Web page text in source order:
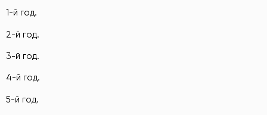
1-й год.
2-й год.
3-й год.
4-й год.
5-й год.